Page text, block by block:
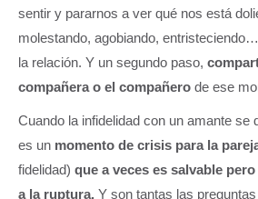
sentir y pararnos a ver qué nos está
molestando, agobiando,
la relación. Y un segundo paso,
compañera o el compañero de ese
Cuando la infidelidad con un amante se
es un momento de crisis para la
fidelidad) que a veces es salvable
a la ruptura. Y son tantas las